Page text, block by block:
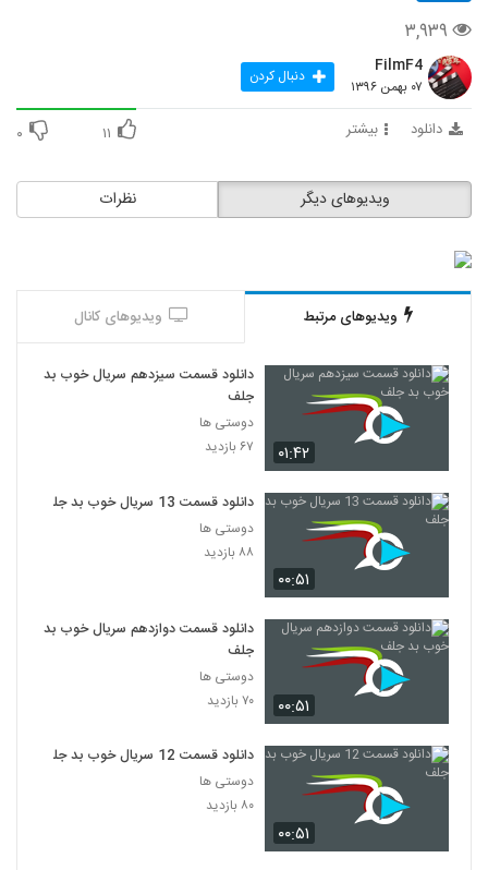
۳,۹۳۹
FilmF4
۰۷ بهمن ۱۳۹۶ دنبال کردن
دانلود بیشتر ۱۱ ۰
نظرات ویدیوهای دیگر
ویدیوهای مرتبط ویدیوهای کانال
۰۱:۴۲
دانلود قسمت سیزدهم سریال خوب بد
جلف
دوستی ها
۶۷ بازدید
۰۰:۵۱
دانلود قسمت 13 سریال خوب بد جلف
دوستی ها
۸۸ بازدید
۰۰:۵۱
دانلود قسمت دوازدهم سریال خوب بد
جلف
دوستی ها
۷۰ بازدید
۰۰:۵۱
دانلود قسمت 12 سریال خوب بد جلف
دوستی ها
۸۰ بازدید